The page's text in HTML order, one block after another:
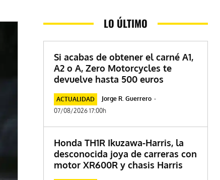
LO ÚLTIMO
Si acabas de obtener el carné A1,
A2 o A, Zero Motorcycles te
devuelve hasta 500 euros
ACTUALIDAD Jorge R. Guerrero -
07/08/2026 17:00h
Honda TH1R Ikuzawa-Harris, la
desconocida joya de carreras con
motor XR600R y chasis Harris